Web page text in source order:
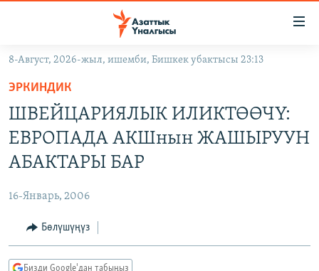
Навигацияга
өтүңүз
Издөөгө
салыңыз
КЫРГЫЗСТАН
САЯСАТ
МАДАНИЯТ
ДҮЙНӨ
УКРАИНА
ТВ ПРОГРАММАЛАР
БҮГҮН АЗАТТЫКТА
ПОДКАСТ
8-Август, 2026-жыл, ишемби, Бишкек убактысы 23:13
ЭРКИНДИК
ШВЕЙЦАРИЯЛЫК ИЛИКТӨӨЧҮ:
ЕВРОПАДА АКШнын ЖАШЫРУУН
АБАКТАРЫ БАР
16-Январь, 2006
Бөлүшүңүз
Бизди Google'дан табыңыз